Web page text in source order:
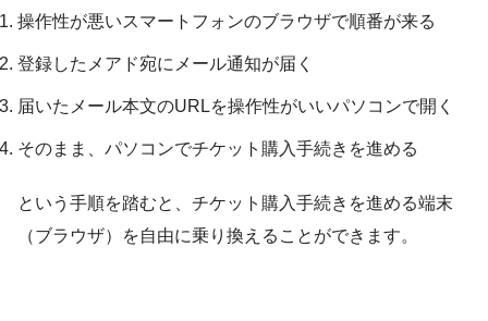
操作性が悪いスマートフォンのブラウザで順番が来る
登録したメアド宛にメール通知が届く
届いたメール本文のURLを操作性がいいパソコンで開く
そのまま、パソコンでチケット購入手続きを進める
という手順を踏むと、チケット購入手続きを進める端末
（ブラウザ）を自由に乗り換えることができます。